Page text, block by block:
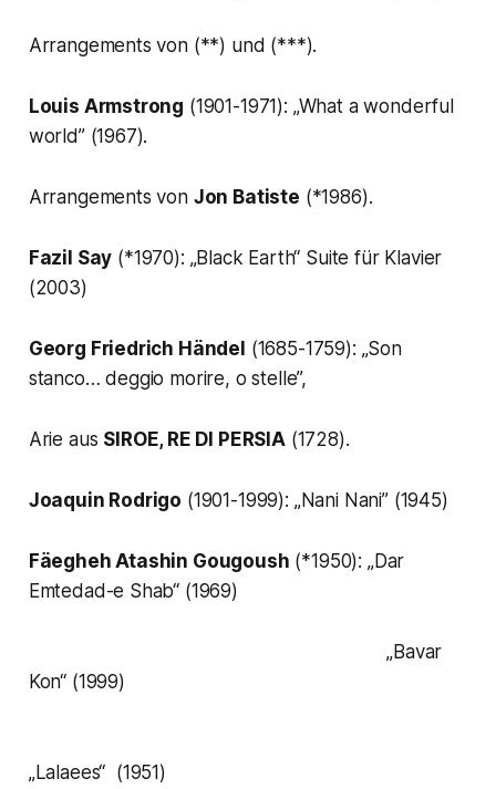
Arrangements von (**) und (***).
Louis Armstrong (1901-1971): „What a wonderful
world”(1967).
Arrangements von Jon Batiste (*1986).
Fazil Say (*1970): „Black Earth“ Suite für Klavier
(2003)
Georg Friedrich Händel (1685-1759): „Son
stanco… deggio morire, o stelle”,
Arie aus SIROE, RE DI PERSIA(1728).
Joaquin Rodrigo (1901-1999): „Nani Nani”(1945)
Fäegheh Atashin Gougoush (*1950): „Dar
Emtedad-e Shab“ (1969)
„Bavar
Kon“ (1999)
„Lalaees“ (1951)